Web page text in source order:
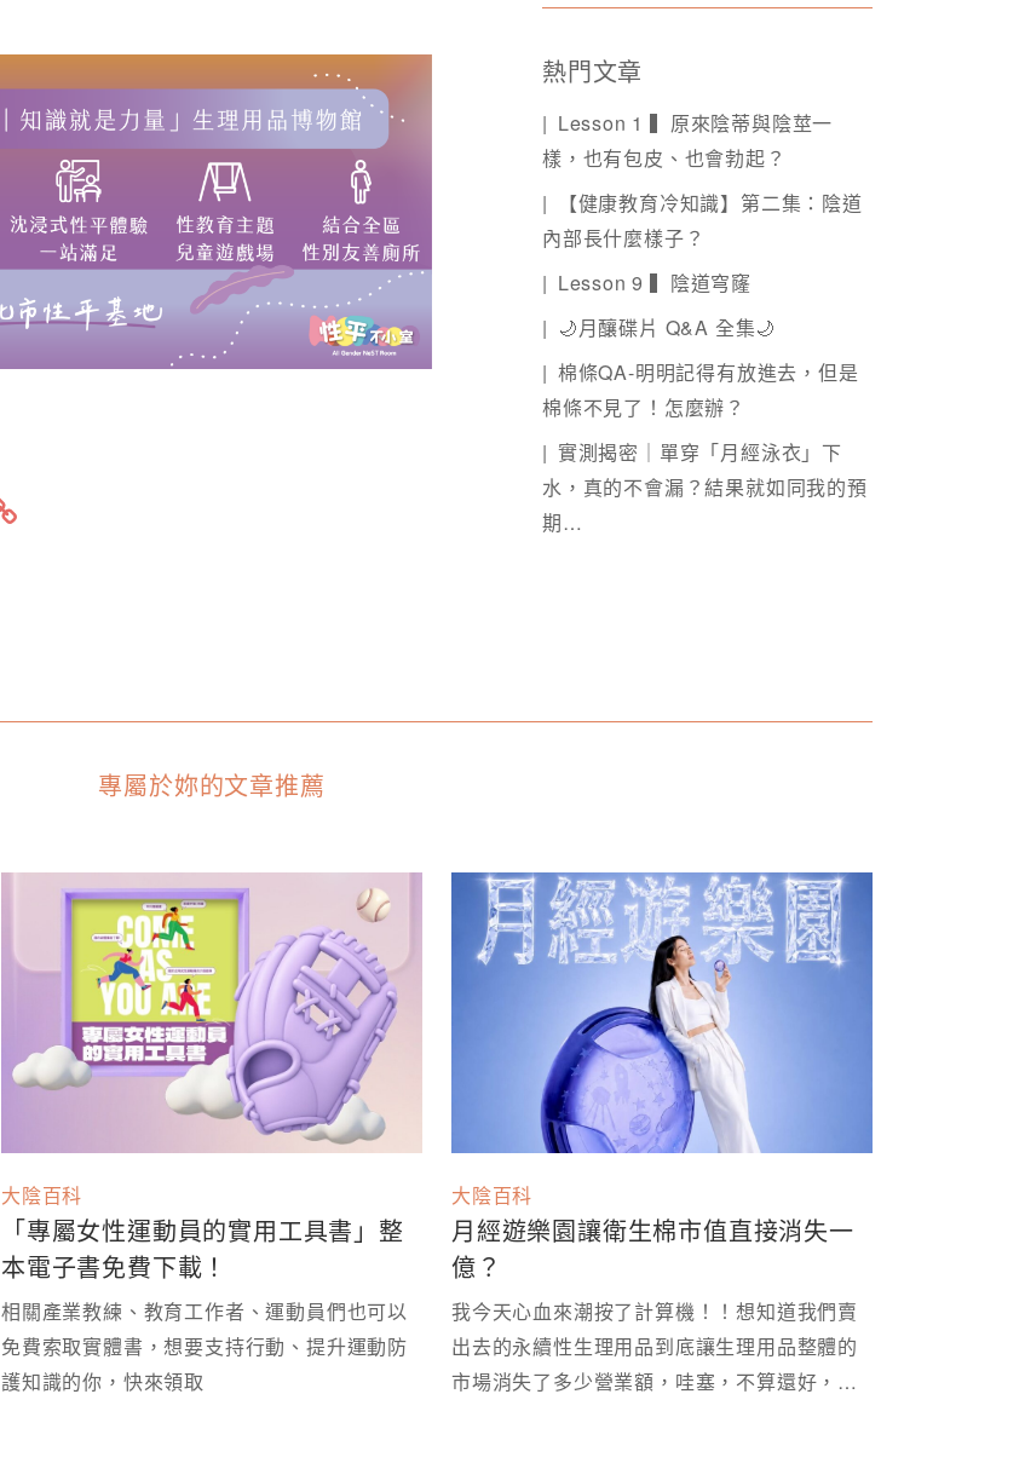
熱門文章
Lesson 1 ▍原來陰蒂與陰莖一
樣，也有包皮、也會勃起？
【健康教育冷知識】第二集：陰道
內部長什麼樣子？
Lesson 9 ▍陰道穹窿
🌙月釀碟片 Q&A 全集🌙
棉條QA-明明記得有放進去，但是
棉條不見了！怎麼辦？
實測揭密｜單穿「月經泳衣」下
水，真的不會漏？結果就如同我的預
期…
專屬於妳的文章推薦
大陰百科
「專屬女性運動員的實用工具書」整
本電子書免費下載！
相關產業教練、教育工作者、運動員們也可以
免費索取實體書，想要支持行動、提升運動防
護知識的你，快來領取
大陰百科
月經遊樂園讓衛生棉市值直接消失一
億？
我今天心血來潮按了計算機！！想知道我們賣
出去的永續性生理用品到底讓生理用品整體的
市場消失了多少營業額，哇塞，不算還好，算